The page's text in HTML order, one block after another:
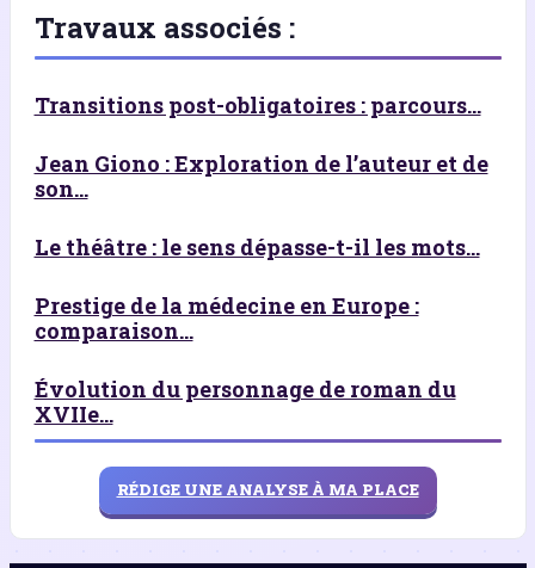
Travaux associés :
Transitions post-obligatoires : parcours...
Jean Giono : Exploration de l’auteur et de
son...
Le théâtre : le sens dépasse-t-il les mots...
Prestige de la médecine en Europe :
comparaison...
Évolution du personnage de roman du
XVIIe...
RÉDIGE UNE ANALYSE À MA PLACE